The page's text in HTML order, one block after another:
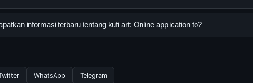
yang tersedia.
to dapat diakses secara gratis oleh semua pengguna. Tidak ada biaya
informasi terbaru tentang kufi art: Online application to?
WhatsApp Telegram